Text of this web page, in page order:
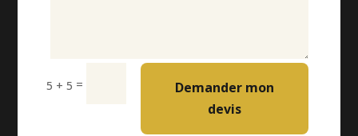
5 + 5 =
Demander mon
devis